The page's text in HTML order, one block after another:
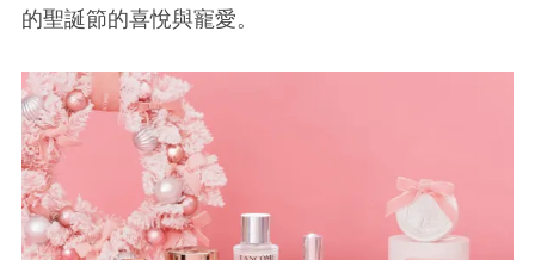
的聖誕節的喜悅與寵愛。